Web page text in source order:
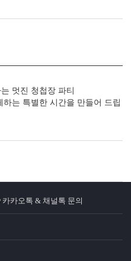
멋진 청첩장 파티
하는 특별한 시간을 만들어 드립
카카오톡 & 채널톡 문의